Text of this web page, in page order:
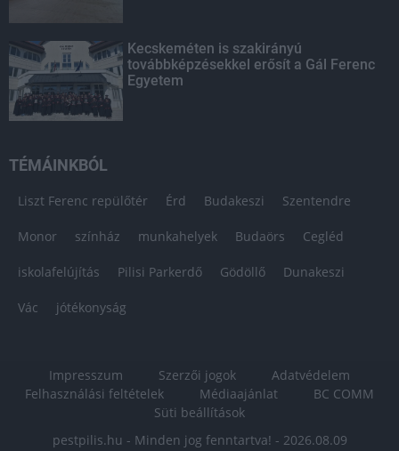
Kecskeméten is szakirányú
továbbképzésekkel erősít a Gál Ferenc
Egyetem
TÉMÁINKBÓL
Liszt Ferenc repülőtér Érd Budakeszi Szentendre
Monor színház munkahelyek Budaörs Cegléd
iskolafelújítás Pilisi Parkerdő Gödöllő Dunakeszi
Vác jótékonyság
Impresszum Szerzői jogok
Adatvédelem
Felhasználási feltételek
Médiaajánlat
BC COMM
Süti beállítások
pestpilis.hu - Minden jog fenntartva! - 2026.08.09